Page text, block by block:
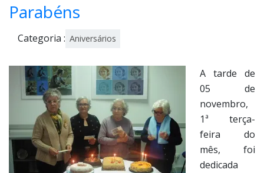
em
bro
201
9
Parabéns
Categoria : Aniversários
A tarde de
05 de
novembro,
1ª terça-
feira do
mês, foi
dedicada